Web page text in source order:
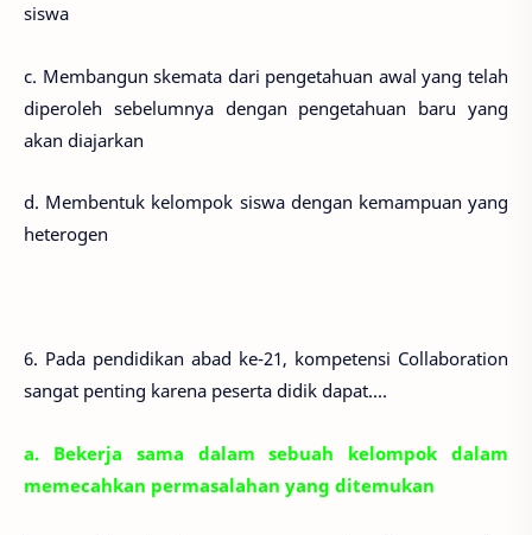
siswa
c. Membangun skemata dari pengetahuan awal yang telah
diperoleh sebelumnya dengan pengetahuan baru yang
akan diajarkan
d. Membentuk kelompok siswa dengan kemampuan yang
heterogen
6. Pada pendidikan abad ke-21, kompetensi Collaboration
sangat penting karena peserta didik dapat....
a. Bekerja sama dalam sebuah kelompok dalam
memecahkan permasalahan yang ditemukan